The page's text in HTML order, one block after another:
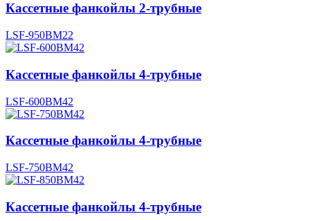
Кассетные фанкойлы 2-трубные
LSF-950BM22
Кассетные фанкойлы 4-трубные
LSF-600BM42
Кассетные фанкойлы 4-трубные
LSF-750BM42
Кассетные фанкойлы 4-трубные